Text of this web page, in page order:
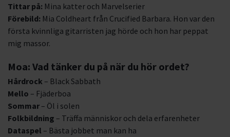
Tittar på: Mina katter och Marvelserier
Förebild: Mia Coldheart från Crucified Barbara. Hon var den
första kvinnliga gitarristen jag hörde och hon har peppat
mig massor.
Moa: Vad tänker du på när du hör ordet?
Hårdrock – Black Sabbath
Mello – Fjäderboa
Sommar – Öl i solen
Folkbildning – Träffa människor och dela erfarenheter
Dataspel – Bästa jobbet man kan ha